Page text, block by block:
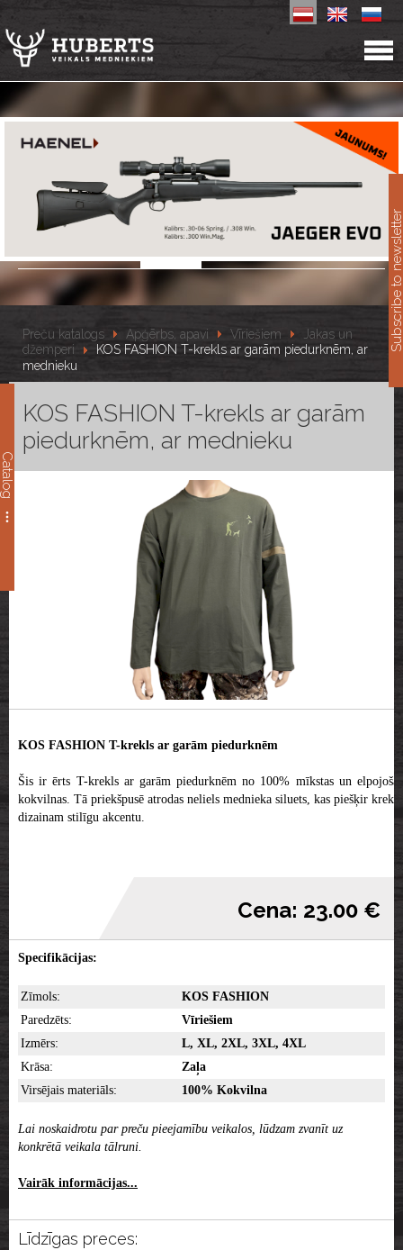
Catalog
Preču katalogs Apģērbs, apavi Vīriešiem
Jakas un
džemperi
KOS FASHION T-krekls ar garām piedurknēm, ar
mednieku
KOS FASHION T-krekls ar garām
piedurknēm, ar mednieku
KOS FASHION T-krekls ar garām piedurknēm
Šis ir ērts T-krekls ar garām piedurknēm no 100% mīkstas un elpojošas
kokvilnas. Tā priekšpusē atrodas neliels mednieka siluets, kas piešķir krekla
dizainam stilīgu akcentu.
Cena: 23.00 €
Specifikācijas:
Zīmols:
KOS FASHION
Paredzēts:
Vīriešiem
Izmērs:
L, XL, 2XL, 3XL, 4XL
Krāsa:
Zaļa
Virsējais materiāls:
100% Kokvilna
Lai noskaidrotu par preču pieejamību veikalos, lūdzam zvanīt uz
konkrētā veikala tālruni.
Vairāk informācijas...
Līdzīgas preces:
Subscribe